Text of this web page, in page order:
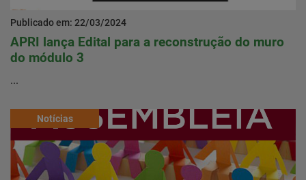
Publicado em: 22/03/2024
APRI lança Edital para a reconstrução do muro
do módulo 3
...
Notícias